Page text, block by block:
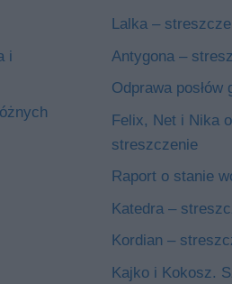
i
Lalka –
Antygona –
Odprawa
Felix, Net i Nika
streszczenie
Raport o stanie
Katedra –
Kordian –
Kajko i Kokosz.